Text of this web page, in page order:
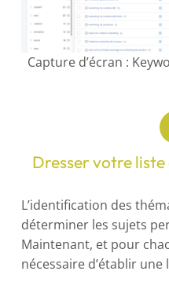
Capture d’écran :
Dresser votre
L’identification des
déterminer les sujets
Maintenant, et pour
nécessaire d’établir une